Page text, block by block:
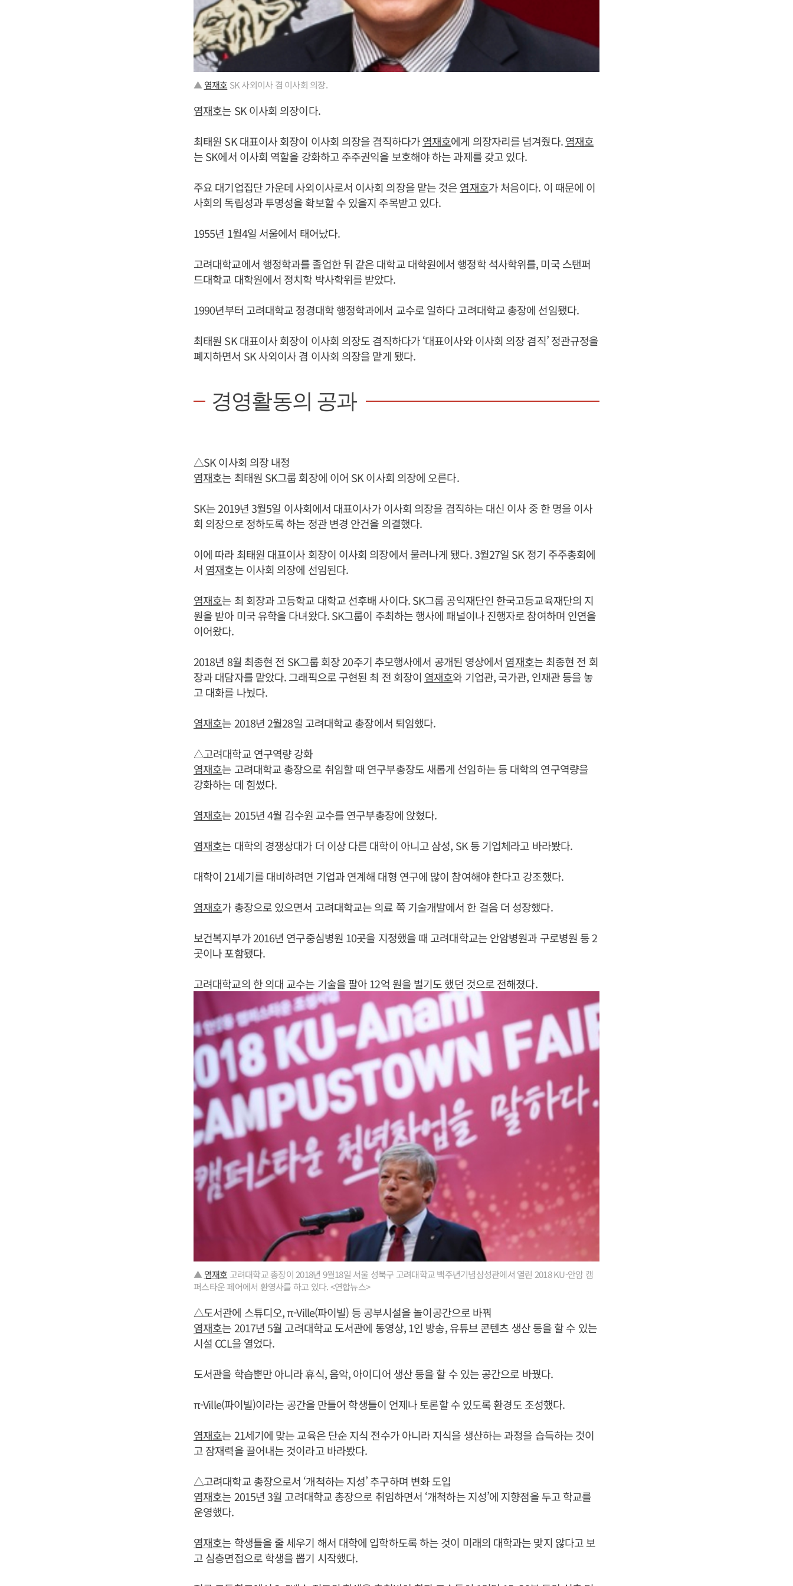
▲ 염재호 SK 사외이사 겸 이사회 의장.
염재호는 SK 이사회 의장이다.
최태원 SK 대표이사 회장이 이사회 의장을 겸직하다가염재호에게 의장자리를 넘겨줬다.염재호
는 SK에서 이사회 역할을 강화하고 주주권익을 보호해야 하는 과제를 갖고 있다.
주요 대기업집단 가운데 사외이사로서 이사회 의장을 맡는 것은염재호가 처음이다. 이 때문에 이
사회의 독립성과 투명성을 확보할 수 있을지 주목받고 있다.
1955년 1월4일 서울에서 태어났다.
고려대학교에서 행정학과를 졸업한 뒤 같은 대학교 대학원에서 행정학 석사학위를, 미국 스탠퍼
드대학교 대학원에서 정치학 박사학위를 받았다.
1990년부터 고려대학교 정경대학 행정학과에서 교수로 일하다 고려대학교 총장에 선임됐다.
최태원 SK 대표이사 회장이 이사회 의장도 겸직하다가 ‘대표이사와 이사회 의장 겸직’ 정관규정을
폐지하면서 SK 사외이사 겸 이사회 의장을 맡게 됐다.
경영활동의 공과
△SK 이사회 의장 내정
염재호는 최태원 SK그룹 회장에 이어 SK 이사회 의장에 오른다.
SK는 2019년 3월5일 이사회에서 대표이사가 이사회 의장을 겸직하는 대신 이사 중 한 명을 이사
회 의장으로 정하도록 하는 정관 변경 안건을 의결했다.
이에 따라 최태원 대표이사 회장이 이사회 의장에서 물러나게 됐다. 3월27일 SK 정기 주주총회에
서 염재호는 이사회 의장에 선임된다.
염재호는 최 회장과 고등학교 대학교 선후배 사이다. SK그룹 공익재단인 한국고등교육재단의 지
원을 받아 미국 유학을 다녀왔다. SK그룹이 주최하는 행사에 패널이나 진행자로 참여하며 인연을
이어왔다.
2018년 8월 최종현 전 SK그룹 회장 20주기 추모행사에서 공개된 영상에서 염재호는 최종현 전 회
장과 대담자를 맡았다. 그래픽으로 구현된 최 전 회장이 염재호와 기업관, 국가관, 인재관 등을 놓
고 대화를 나눴다.
염재호는 2018년 2월28일 고려대학교 총장에서 퇴임했다.
△고려대학교 연구역량 강화
염재호는 고려대학교 총장으로 취임할 때 연구부총장도 새롭게 선임하는 등 대학의 연구역량을
강화하는 데 힘썼다.
염재호는 2015년 4월 김수원 교수를 연구부총장에 앉혔다.
염재호는 대학의 경쟁상대가 더 이상 다른 대학이 아니고 삼성, SK 등 기업체라고 바라봤다.
대학이 21세기를 대비하려면 기업과 연계해 대형 연구에 많이 참여해야 한다고 강조했다.
염재호가 총장으로 있으면서 고려대학교는 의료 쪽 기술개발에서 한 걸음 더 성장했다.
보건복지부가 2016년 연구중심병원 10곳을 지정했을 때 고려대학교는 안암병원과 구로병원 등 2
곳이나 포함됐다.
고려대학교의 한 의대 교수는 기술을 팔아 12억 원을 벌기도 했던 것으로 전해졌다.
▲ 염재호 고려대학교 총장이 2018년 9월18일 서울 성북구 고려대학교 백주년기념삼성관에서 열린 2018 KU-안암 캠
퍼스타운 페어에서 환영사를 하고 있다. <연합뉴스>
△도서관에 스튜디오, π-Ville(파이빌) 등 공부시설을 놀이공간으로 바꿔
염재호는 2017년 5월 고려대학교 도서관에 동영상, 1인 방송, 유튜브 콘텐츠 생산 등을 할 수 있는
시설 CCL을 열었다.
도서관을 학습뿐만 아니라 휴식, 음악, 아이디어 생산 등을 할 수 있는 공간으로 바꿨다.
π-Ville(파이빌)이라는 공간을 만들어 학생들이 언제나 토론할 수 있도록 환경도 조성했다.
염재호는 21세기에 맞는 교육은 단순 지식 전수가 아니라 지식을 생산하는 과정을 습득하는 것이
고 잠재력을 끌어내는 것이라고 바라봤다.
△고려대학교 총장으로서 ‘개척하는 지성’ 추구하며 변화 도입
염재호는 2015년 3월 고려대학교 총장으로 취임하면서 ‘개척하는 지성’에 지향점을 두고 학교를
운영했다.
염재호는 학생들을 줄 세우기 해서 대학에 입학하도록 하는 것이 미래의 대학과는 맞지 않다고 보
고 심층면접으로 학생을 뽑기 시작했다.